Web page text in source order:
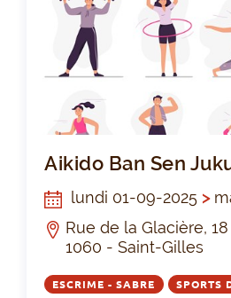
Aikido Ban Sen
lundi 01-09-2025 >
Rue de la Glacière, 18
1060 - Saint-Gilles
ESCRIME - SABRE SPORTS